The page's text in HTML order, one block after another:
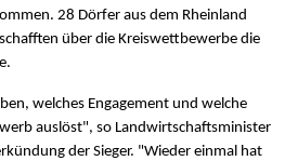
28 Dörfer aus dem Rheinland
über die Kreiswettbewerbe die
welches Engagement und welche
auslöst", so Landwirtschaftsminister
der Sieger. "Wieder einmal hat